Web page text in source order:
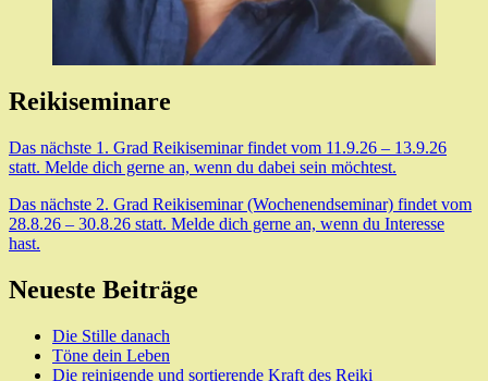
Reikiseminare
Das nächste 1. Grad Reikiseminar findet vom 11.9.26 – 13.9.26
statt. Melde dich gerne an, wenn du dabei sein möchtest.
Das nächste 2. Grad Reikiseminar (Wochenendseminar) findet vom
28.8.26 – 30.8.26 statt. Melde dich gerne an, wenn du Interesse
hast.
Neueste Beiträge
Die Stille danach
Töne dein Leben
Die reinigende und sortierende Kraft des Reiki